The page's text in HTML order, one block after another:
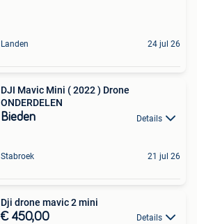
Landen 24 jul 26
DJI Mavic Mini ( 2022 ) Drone
ONDERDELEN
Bieden Details
Stabroek 21 jul 26
Dji drone mavic 2 mini
€ 450,00 Details